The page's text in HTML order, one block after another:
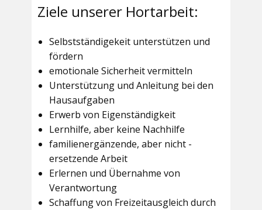
Ziele unserer Hortarbeit:
Selbstständigekeit unterstützen und
fördern
emotionale Sicherheit vermitteln
Unterstützung und Anleitung bei den
Hausaufgaben
Erwerb von Eigenständigkeit
Lernhilfe, aber keine Nachhilfe
familienergänzende, aber nicht -
ersetzende Arbeit
Erlernen und Übernahme von
Verantwortung
Schaffung von Freizeitausgleich durch